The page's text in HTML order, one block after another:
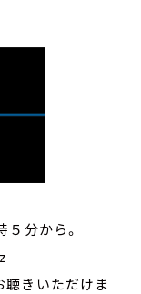
分から。
聴きいただけま